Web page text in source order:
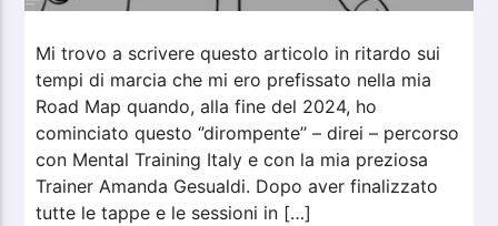
Mi trovo a scrivere questo articolo in ritardo sui
tempi di marcia che mi ero prefissato nella mia
Road Map quando, alla fine del 2024, ho
cominciato questo ‘’dirompente’’ – direi – percorso
con Mental Training Italy e con la mia preziosa
Trainer Amanda Gesualdi. Dopo aver finalizzato
tutte le tappe e le sessioni in […]